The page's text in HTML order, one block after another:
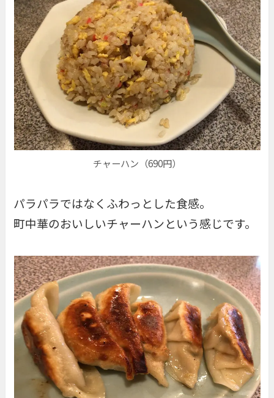
チャーハン（690円）
パラパラではなくふわっとした食感。
町中華のおいしいチャーハンという感じです。